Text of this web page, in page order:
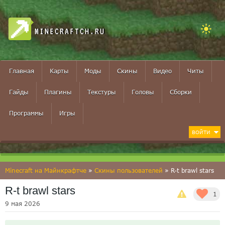
MINECRAFTCH.RU
Главная Карты Моды Скины Видео Читы
Гайды Плагины Текстуры Головы Сборки
Программы Игры
ВОЙТИ
Minecraft на Майнкрафтче » Скины пользователей » R-t brawl stars
1
R-t brawl stars
9 мая 2026